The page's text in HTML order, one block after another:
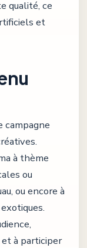
qualité, ce
et
campagne
à thème
ou
ou encore à
à participer